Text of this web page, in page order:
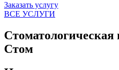
Заказать услугу
ВСЕ УСЛУГИ
Стом